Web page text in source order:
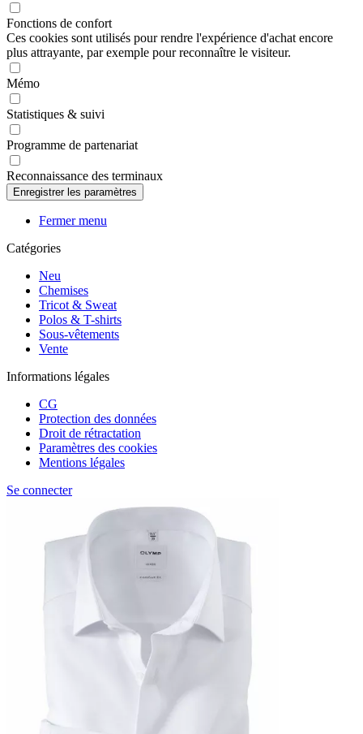
Fonctions de confort
Ces cookies sont utilisés pour rendre l'expérience d'achat encore
plus attrayante, par exemple pour reconnaître le visiteur.
Mémo
Statistiques & suivi
Programme de partenariat
Reconnaissance des terminaux
Fermer menu
Catégories
Neu
Chemises
Tricot & Sweat
Polos & T-shirts
Sous-vêtements
Vente
Informations légales
CG
Protection des données
Droit de rétractation
Paramètres des cookies
Mentions légales
Se connecter